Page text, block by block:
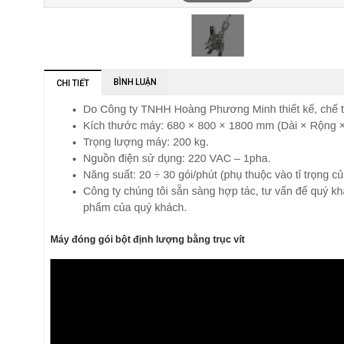
CHI TIẾT BÌNH LUẬN
Do Công ty TNHH Hoàng Phương Minh thiết kế, chế
Kích thước máy: 680 × 800 × 1800 mm (Dài × Rộng
Trọng lượng máy: 200 kg.
Nguồn điện sử dụng: 220 VAC – 1pha.
Năng suất: 20 ÷ 30 gói/phút (phụ thuộc vào tỉ trọng
Công ty chúng tôi sẵn sàng hợp tác, tư vấn để quý
phẩm của quý khách.
Máy đóng gói bột định lượng bằng trục vít